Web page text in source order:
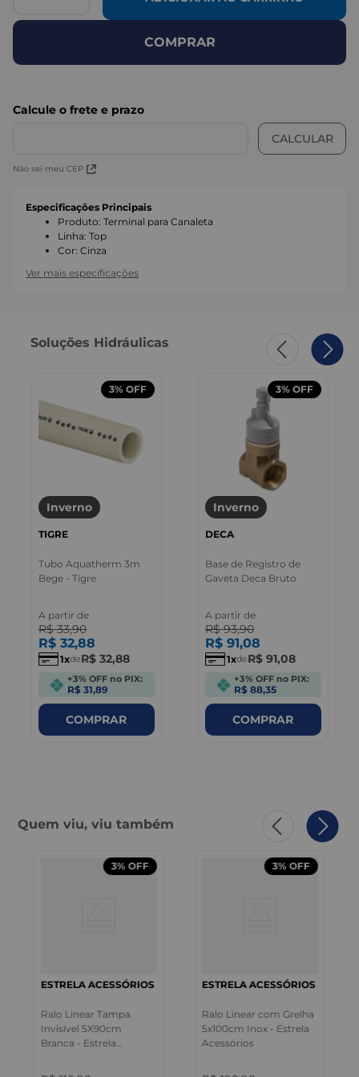
COMPRAR
Não sei meu CEP
Especificações Principais
Produto: Terminal para Canaleta
Linha: Top
Cor: Cinza
Ver mais especificações
Soluções Hidráulicas
3% OFF
Inverno
TIGRE
Tubo Aquatherm 3m
Bege - Tigre
A partir de
R$ 33,90
R$ 32,88
1 deR$ 32,88
+3% OFF no PIX:
R$ 31,89
COMPRAR
3% OFF
Inverno
DECA
Base de Registro de
Gaveta Deca Bruto
A partir de
R$ 93,90
R$ 91,08
1 deR$ 91,08
+3% OFF no PIX:
R$ 88,35
COMPRAR
Quem viu, viu também
3% OFF
ESTRELA ACESSÓRIOS
Ralo Linear Tampa
Invisível 5X90cm
Branca - Estrela
3% OFF
ESTRELA ACESSÓRIOS
Ralo Linear com Grelha
5x100cm Inox - Estrela
Acessórios